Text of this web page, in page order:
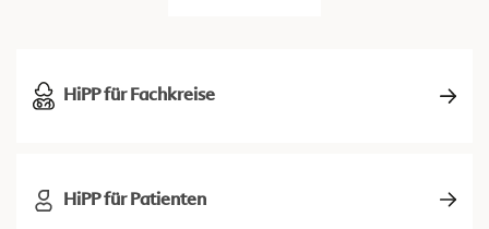
HiPP für Fachkreise
HiPP für Patienten